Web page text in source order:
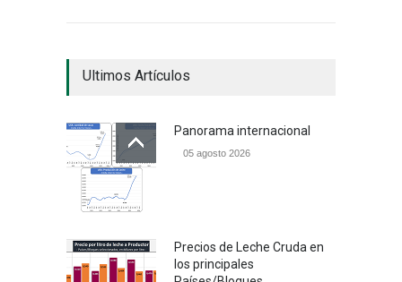
Ultimos Artículos
Panorama internacional
05 agosto 2026
Precios de Leche Cruda en
los principales